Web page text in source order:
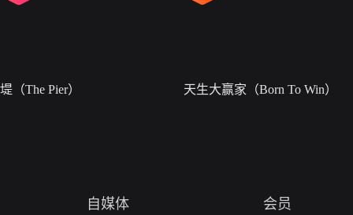
堤（The Pier） 天生大赢家（Born To Win）
自媒体 会员